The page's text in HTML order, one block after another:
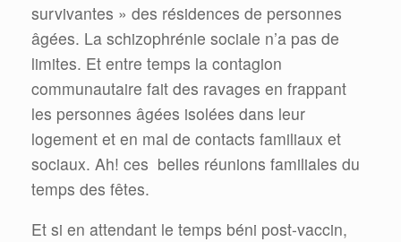
survivantes » des résidences de personnes
âgées. La schizophrénie sociale n’a pas de
limites. Et entre temps la contagion
communautaire fait des ravages en frappant
les personnes âgées isolées dans leur
logement et en mal de contacts familiaux et
sociaux. Ah! ces belles réunions familiales du
temps des fêtes.
Et si en attendant le temps béni post-vaccin,